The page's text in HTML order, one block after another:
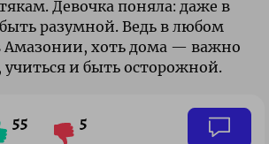
Девочка поняла: даже в
разумной. Ведь в любом
Амазонии, хоть дома — важно
учиться и быть осторожной.
55 5